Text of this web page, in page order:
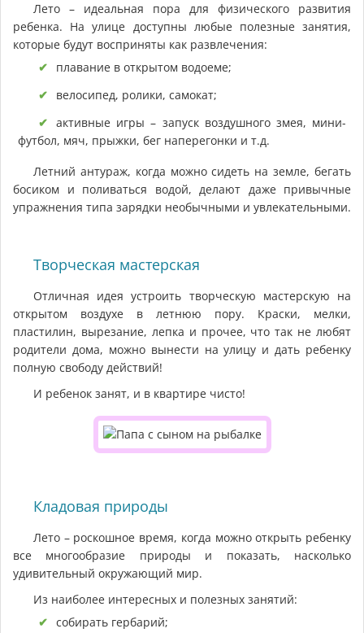
Лето – идеальная пора для физического развития
ребенка. На улице доступны любые полезные занятия,
которые будут восприняты как развлечения:
плавание в открытом водоеме;
велосипед, ролики, самокат;
активные игры – запуск воздушного змея, мини-
футбол, мяч, прыжки, бег наперегонки и т.д.
Летний антураж, когда можно сидеть на земле, бегать
босиком и поливаться водой, делают даже привычные
упражнения типа зарядки необычными и увлекательными.
Творческая мастерская
Отличная идея устроить творческую мастерскую на
открытом воздухе в летнюю пору. Краски, мелки,
пластилин, вырезание, лепка и прочее, что так не любят
родители дома, можно вынести на улицу и дать ребенку
полную свободу действий!
И ребенок занят, и в квартире чисто!
Кладовая природы
Лето – роскошное время, когда можно открыть ребенку
все многообразие природы и показать, насколько
удивительный окружающий мир.
Из наиболее интересных и полезных занятий:
собирать гербарий;